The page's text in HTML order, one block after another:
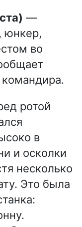
—
юнкер,
во
ротой
в
и осколки
несколько
Это была